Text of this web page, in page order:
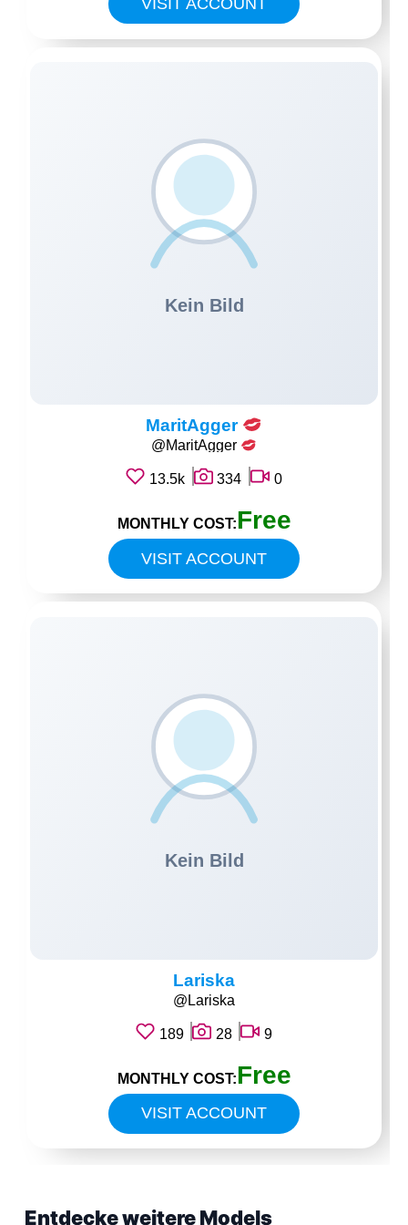
VISIT ACCOUNT
MaritAgger
@MaritAgger
13.5k 334 0
VISIT ACCOUNT
MONTHLY COST:Free
Lariska
@Lariska
189 28 9
VISIT ACCOUNT
MONTHLY COST:Free
Entdecke weitere Models